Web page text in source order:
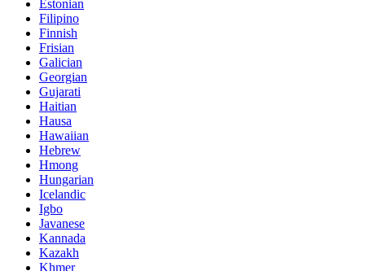
Estonian
Filipino
Finnish
Frisian
Galician
Georgian
Gujarati
Haitian
Hausa
Hawaiian
Hebrew
Hmong
Hungarian
Icelandic
Igbo
Javanese
Kannada
Kazakh
Khmer